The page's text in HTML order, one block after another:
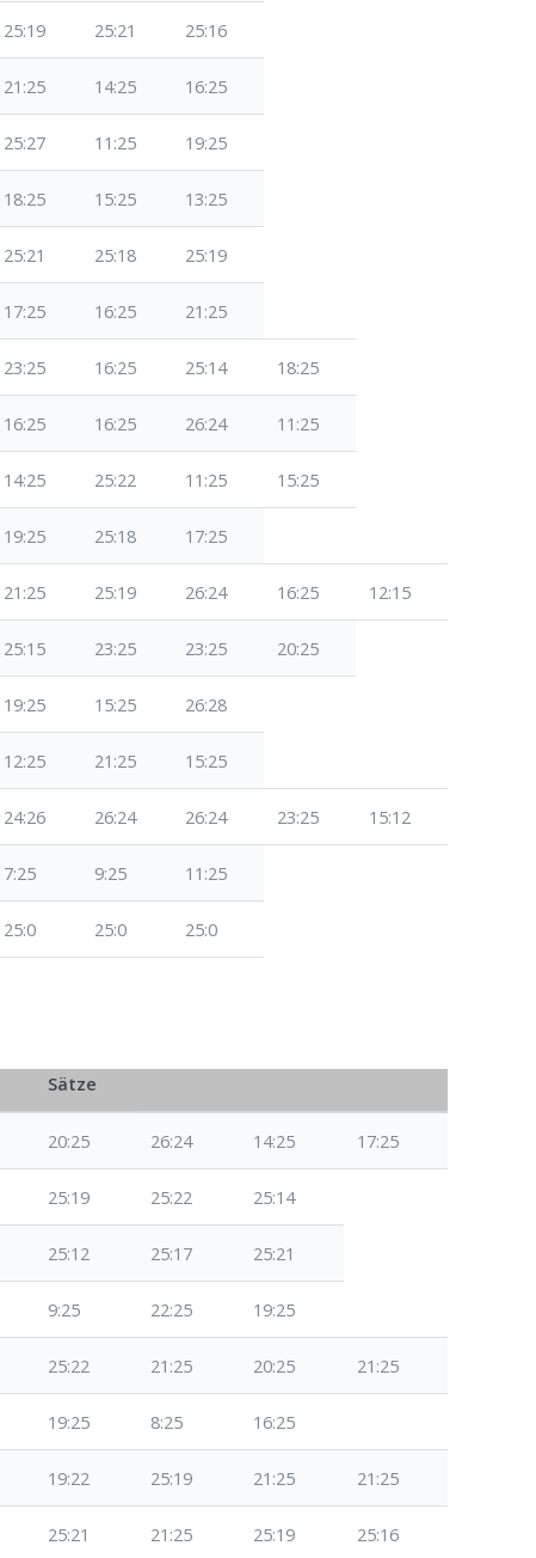
25:19 25:21 25:16
21:25 14:25 16:25
25:27 11:25 19:25
18:25 15:25 13:25
25:21 25:18 25:19
17:25 16:25 21:25
23:25 16:25 25:14 18:25
16:25 16:25 26:24 11:25
14:25 25:22 11:25 15:25
19:25 25:18 17:25
21:25 25:19 26:24 16:25 12:15
25:15 23:25 23:25 20:25
19:25 15:25 26:28
12:25 21:25 15:25
24:26 26:24 26:24 23:25 15:12
7:25 9:25 11:25
25:0 25:0 25:0
Sätze
20:25 26:24 14:25 17:25
25:19 25:22 25:14
25:12 25:17 25:21
9:25 22:25 19:25
25:22 21:25 20:25 21:25
19:25 8:25 16:25
19:22 25:19 21:25 21:25
25:21 21:25 25:19 25:16